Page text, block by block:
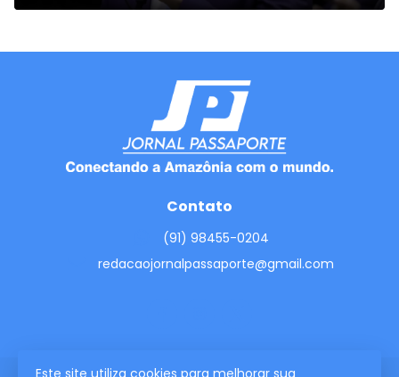
Este site utiliza cookies para melhorar sua
Contato
(91) 98455-0204
redacaojornalpassaporte@gmail.com